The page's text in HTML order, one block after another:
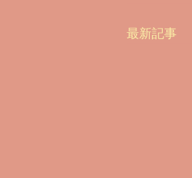
最新記事